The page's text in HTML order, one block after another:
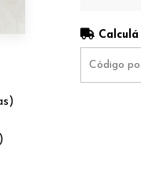
Calculá